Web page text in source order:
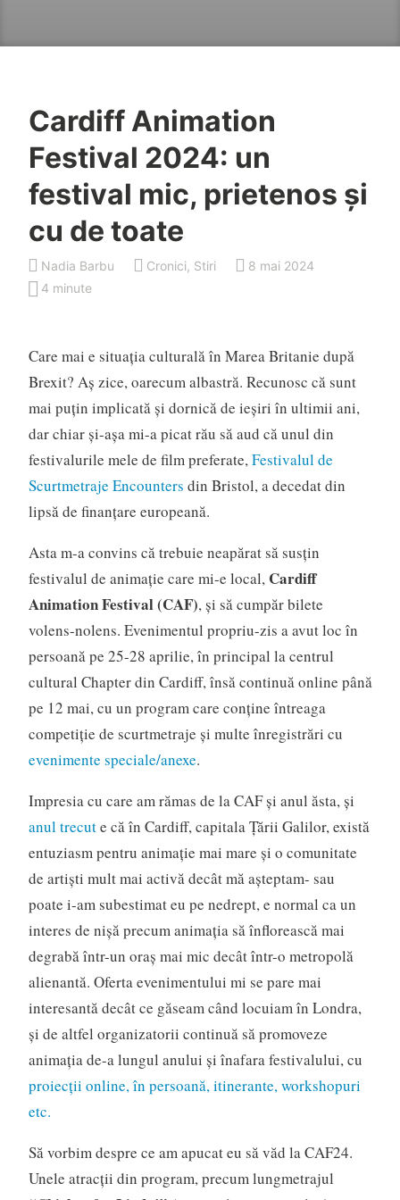
Cardiff Animation
Festival 2024: un
festival mic, prietenos și
cu de toate
Nadia Barbu Cronici, Stiri
8 mai 2024
4 minute
Care mai e situația culturală în Marea Britanie după
Brexit? Aș zice, oarecum albastră. Recunosc că sunt
mai puțin implicată și dornică de ieșiri în ultimii ani,
dar chiar și-așa mi-a picat rău să aud că unul din
festivalurile mele de film preferate,Festivalul de
Scurtmetraje Encounters din Bristol, a decedat din
lipsă de finanțare europeană.
Asta m-a convins că trebuie neapărat să susțin
festivalul de animație care mi-e local, Cardiff
Animation Festival (CAF), și să cumpăr bilete
volens-nolens. Evenimentul propriu-zis a avut loc în
persoană pe 25-28 aprilie, în principal la centrul
cultural Chapter din Cardiff, însă continuă online până
pe 12 mai, cu un program care conține întreaga
competiție de scurtmetraje și multe înregistrări cu
evenimente speciale/anexe.
Impresia cu care am rămas de la CAF și anul ăsta, și
anul trecute că în Cardiff, capitala Țării Galilor, există
entuziasm pentru animație mai mare și o comunitate
de artiști mult mai activă decât mă așteptam- sau
poate i-am subestimat eu pe nedrept, e normal ca un
interes de nișă precum animația să înflorească mai
degrabă într-un oraș mai mic decât într-o metropolă
alienantă. Oferta evenimentului mi se pare mai
interesantă decât ce găseam când locuiam în Londra,
și de altfel organizatorii continuă să promoveze
animația de-a lungul anului și înafara festivalului, cu
proiecții online, în persoană, itinerante, workshopuri
etc.
Să vorbim despre ce am apucat eu să văd la CAF24.
Unele atracții din program, precum lungmetrajul